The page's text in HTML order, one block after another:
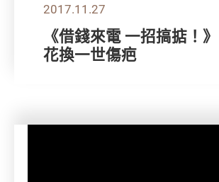
2017.11.27
《借錢來電 一招搞掂！
花換一世傷疤